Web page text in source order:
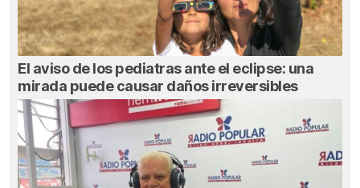
El aviso de los pediatras ante el eclipse: una
mirada puede causar daños irreversibles